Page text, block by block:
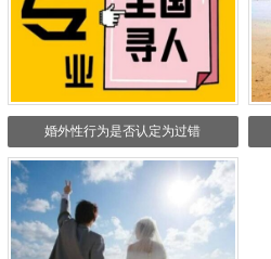
婚外性行为是否认定为过错